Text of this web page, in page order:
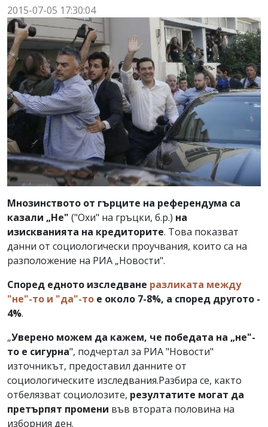
2015-07-05 17:30:04
Мнозинството от гърците на референдума са
казали „Не" ("Охи" на гръцки, б.р.) на
изискванията на кредиторите. Това показват
данни от социологически проучвания, които са на
разположение на РИА „Новости".
Според едното изследване разликата между
"не"-то и "да"-то е около 7-8%, а според другото -
4%.
„Уверено можем да кажем, че победата на „не"-
то е сигурна", подчертал за РИА "Новости"
източникът, предоставил данните от
социологическите изследвания.Разбира се, както
отбелязват социолозите, резултатите могат да
претърпят промени във втората половина на
изборния ден.